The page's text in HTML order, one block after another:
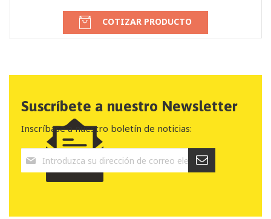
COTIZAR PRODUCTO
Suscríbete a nuestro Newsletter
Inscríbase a nuestro boletín de noticias: